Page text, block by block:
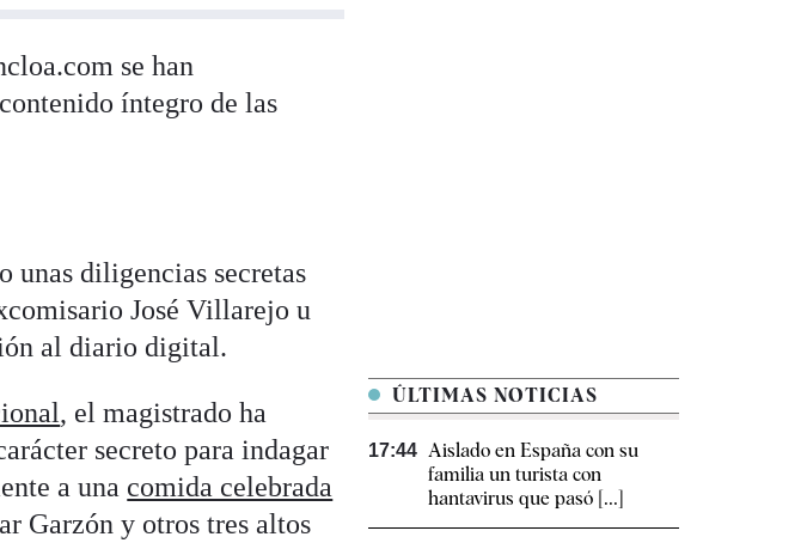
se han
íntegro de las
unas diligencias secretas
José Villarejo u
al diario digital.
, el magistrado ha
secreto para indagar
a una comida celebrada
Garzón y otros tres altos
ÚLTIMAS NOTICIAS
17:44 Aislado en España con su
familia un turista con
hantavirus que pasó [...]